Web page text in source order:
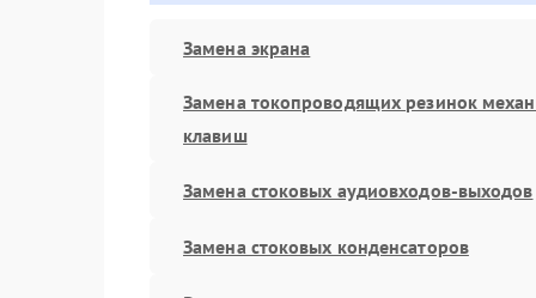
Замена экрана
Замена токопроводящих резинок
клавиш
Замена стоковых аудиовходов-выходов
Замена стоковых конденсаторов